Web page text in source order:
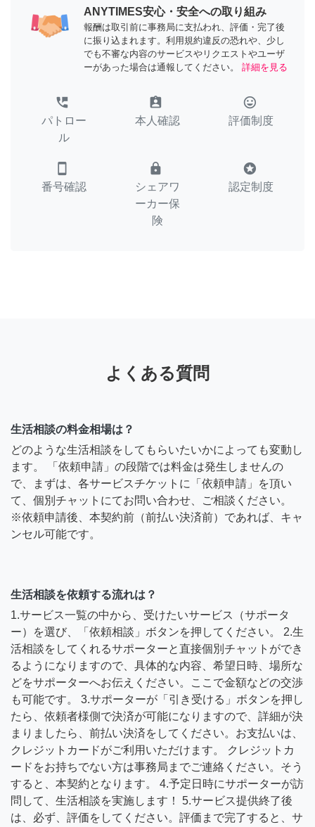
ANYTIMES安心・安全への取り組み
報酬は取引前に事務局に支払われ、評価・完了後
に振り込まれます。利用規約違反の恐れや、少し
でも不審な内容のサービスやリクエストやユーザ
ーがあった場合は通報してください。
詳細を見る
perm_phone_msg
パトロー
ル
assignment_ind
本人確認
tag_faces
評価制度
smartphone
番号確認
lock
シェアワ
ーカー保
険
stars
認定制度
よくある質問
生活相談の料金相場は？
どのような生活相談をしてもらいたいかによっても変動し
ます。 「依頼申請」の段階では料金は発生しませんの
で、まずは、各サービスチケットに「依頼申請」を頂い
て、個別チャットにてお問い合わせ、ご相談ください。
※依頼申請後、本契約前（前払い決済前）であれば、キャ
ンセル可能です。
生活相談を依頼する流れは？
1.サービス一覧の中から、受けたいサービス（サポータ
ー）を選び、「依頼相談」ボタンを押してください。 2.生
活相談をしてくれるサポーターと直接個別チャットができ
るようになりますので、具体的な内容、希望日時、場所な
どをサポーターへお伝えください。ここで金額などの交渉
も可能です。 3.サポーターが「引き受ける」ボタンを押し
たら、依頼者様側で決済が可能になりますので、詳細が決
まりましたら、前払い決済をしてください。お支払いは、
クレジットカードがご利用いただけます。 クレジットカ
ードをお持ちでない方は事務局までご連絡ください。そう
すると、本契約となります。 4.予定日時にサポーターが訪
問して、生活相談を実施します！ 5.サービス提供終了後
は、必ず、評価をしてください。評価まで完了すると、サ